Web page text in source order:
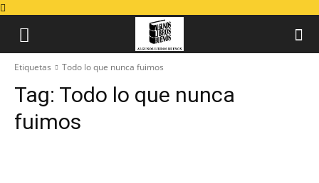
Etiquetas Todo lo que nunca fuimos
Tag: Todo lo que nunca
fuimos